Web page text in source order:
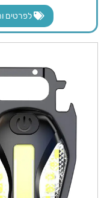
לפרטים